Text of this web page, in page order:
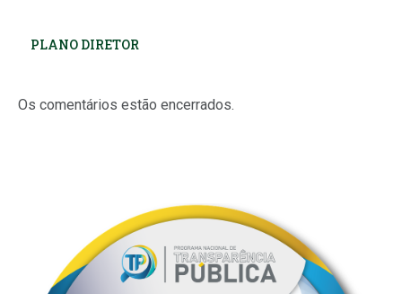
PLANO DIRETOR
Os comentários estão encerrados.